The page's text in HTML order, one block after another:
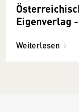
Eigenverlag
Weiterlesen